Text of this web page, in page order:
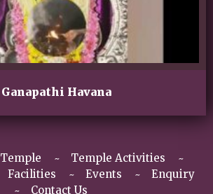
Ganapathi Havana
Temple
Temple Activities
Facilities Events
Enquiry
Contact Us